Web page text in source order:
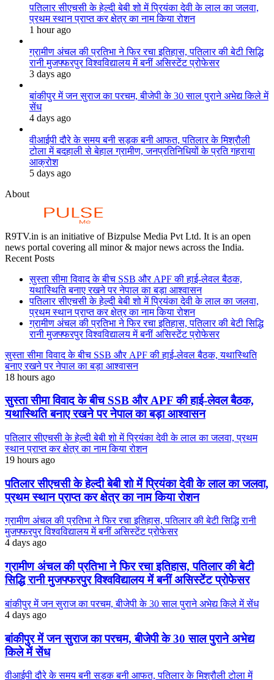
पतिलार सीएचसी के हेल्दी बेबी शो में प्रियंका देवी के लाल का जलवा,
प्रथम स्थान प्राप्त कर क्षेत्र का नाम किया रोशन
1 hour ago
ग्रामीण अंचल की प्रतिभा ने फिर रचा इतिहास, पतिलार की बेटी सिद्धि
रानी मुजफ्फरपुर विश्वविद्यालय में बनीं असिस्टेंट प्रोफेसर
3 days ago
बांकीपुर में जन सुराज का परचम, बीजेपी के 30 साल पुराने अभेद्य किले में
सेंध
4 days ago
वीआईपी दौरे के समय बनी सड़क बनी आफत, पतिलार के मिश्रौली
टोला में बदहाली से बेहाल ग्रामीण, जनप्रतिनिधियों के प्रति गहराया
आक्रोश
5 days ago
About
R9TV.in is an initiative of Bizpulse Media Pvt Ltd. It is an open
news portal covering all minor & major news across the India.
Recent Posts
सुस्ता सीमा विवाद के बीच SSB और APF की हाई-लेवल बैठक,
यथास्थिति बनाए रखने पर नेपाल का बड़ा आश्वासन
पतिलार सीएचसी के हेल्दी बेबी शो में प्रियंका देवी के लाल का जलवा,
प्रथम स्थान प्राप्त कर क्षेत्र का नाम किया रोशन
ग्रामीण अंचल की प्रतिभा ने फिर रचा इतिहास, पतिलार की बेटी सिद्धि
रानी मुजफ्फरपुर विश्वविद्यालय में बनीं असिस्टेंट प्रोफेसर
सुस्ता सीमा विवाद के बीच SSB और APF की हाई-लेवल बैठक, यथास्थिति
बनाए रखने पर नेपाल का बड़ा आश्वासन
18 hours ago
सुस्ता सीमा विवाद के बीच SSB और APF की हाई-लेवल बैठक,
यथास्थिति बनाए रखने पर नेपाल का बड़ा आश्वासन
पतिलार सीएचसी के हेल्दी बेबी शो में प्रियंका देवी के लाल का जलवा, प्रथम
स्थान प्राप्त कर क्षेत्र का नाम किया रोशन
19 hours ago
पतिलार सीएचसी के हेल्दी बेबी शो में प्रियंका देवी के लाल का जलवा,
प्रथम स्थान प्राप्त कर क्षेत्र का नाम किया रोशन
ग्रामीण अंचल की प्रतिभा ने फिर रचा इतिहास, पतिलार की बेटी सिद्धि रानी
मुजफ्फरपुर विश्वविद्यालय में बनीं असिस्टेंट प्रोफेसर
4 days ago
ग्रामीण अंचल की प्रतिभा ने फिर रचा इतिहास, पतिलार की बेटी
सिद्धि रानी मुजफ्फरपुर विश्वविद्यालय में बनीं असिस्टेंट प्रोफेसर
बांकीपुर में जन सुराज का परचम, बीजेपी के 30 साल पुराने अभेद्य किले में सेंध
4 days ago
बांकीपुर में जन सुराज का परचम, बीजेपी के 30 साल पुराने अभेद्य
किले में सेंध
वीआईपी दौरे के समय बनी सड़क बनी आफत, पतिलार के मिश्रौली टोला में